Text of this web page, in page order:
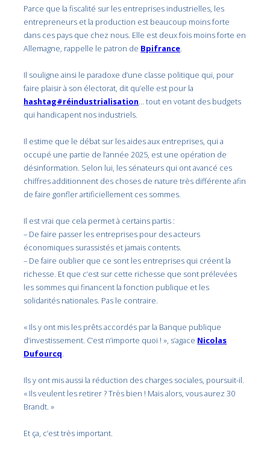
Parce que la fiscalité sur les entreprises industrielles, les
entrepreneurs et la production est beaucoup moins forte
dans ces pays que chez nous. Elle est deux fois moins forte en
Allemagne, rappelle le patron de Bpifrance.
Il souligne ainsi le paradoxe d’une classe politique qui, pour
faire plaisir à son électorat, dit qu’elle est pour la
hashtag#réindustrialisation… tout en votant des budgets
qui handicapent nos industriels.
Il estime que le débat sur les aides aux entreprises, qui a
occupé une partie de l’année 2025, est une opération de
désinformation. Selon lui, les sénateurs qui ont avancé ces
chiffres additionnent des choses de nature très différente afin
de faire gonfler artificiellement ces sommes.
Il est vrai que cela permet à certains partis :
– De faire passer les entreprises pour des acteurs
économiques surassistés et jamais contents.
– De faire oublier que ce sont les entreprises qui créent la
richesse. Et que c’est sur cette richesse que sont prélevées
les sommes qui financent la fonction publique et les
solidarités nationales. Pas le contraire.
« Ils y ont mis les prêts accordés par la Banque publique
d’investissement. C’est n’importe quoi ! », s’agace Nicolas
Dufourcq.
Ils y ont mis aussi la réduction des charges sociales, poursuit-il.
« Ils veulent les retirer ? Très bien ! Mais alors, vous aurez 30
Brandt. »
Et ça, c’est très important.